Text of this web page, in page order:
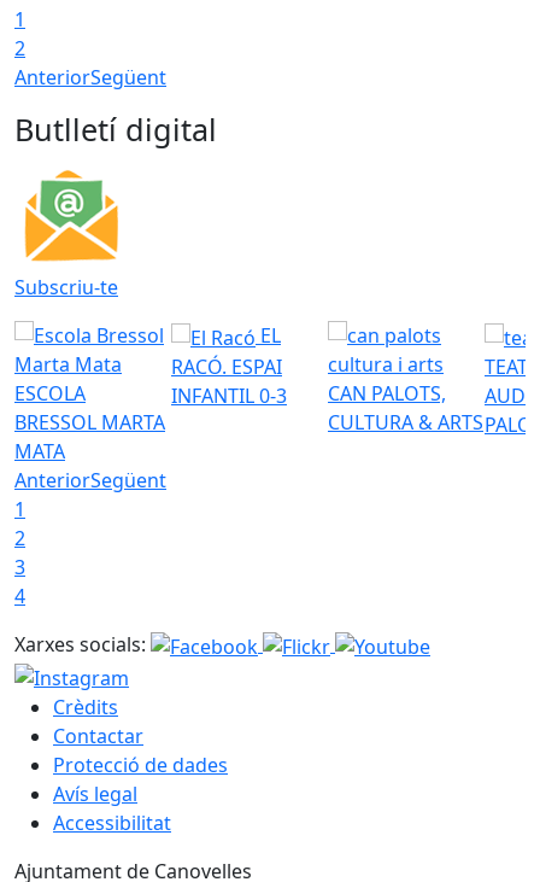
1
2
AnteriorSegüent
Butlletí digital
Subscriu-te
ESCOLA
BRESSOL MARTA
MATA
EL
RACÓ. ESPAI
INFANTIL 0-3
CAN PALOTS,
CULTURA & ARTS
AnteriorSegüent
1
2
3
4
Xarxes socials:
Crèdits
Contactar
Protecció de dades
Avís legal
Accessibilitat
Ajuntament de Canovelles